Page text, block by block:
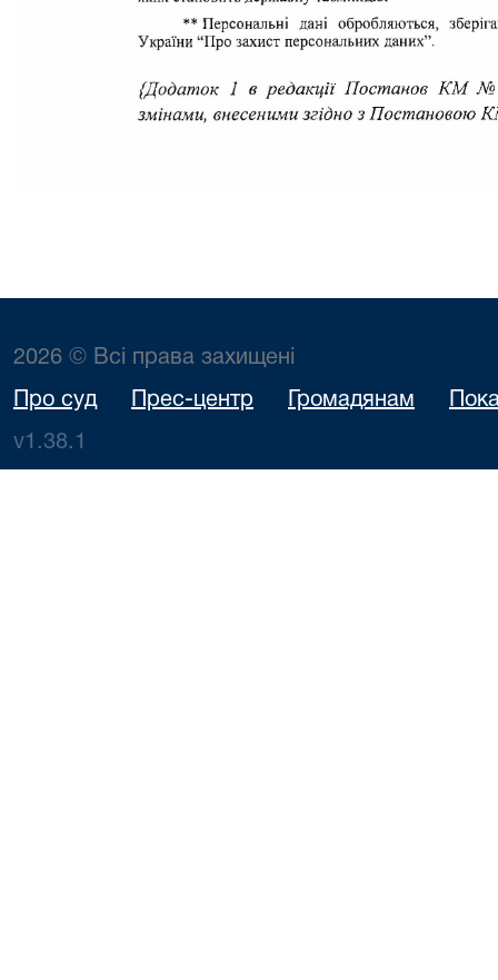
2026 © Всі права захищені
Про суд Прес-центр Громадянам
v1.38.1